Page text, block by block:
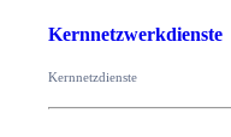
Kernnetzwerkdienste
Kernnetzdienste